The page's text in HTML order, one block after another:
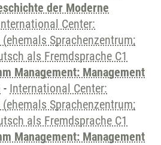
der Moderne
Center:
Sprachenzentrum;
als Fremdsprache C1
Management: Management
- International Center:
Sprachenzentrum;
als Fremdsprache C1
Management: Management